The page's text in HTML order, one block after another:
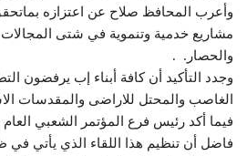
وأعرب المحافظ صلاح عن اعتزازه
مشاريع خدمية وتنموية في شتى
والحصار. .
وجدد التأكيد أن كافة أبناء إب يرفضون
الغاصب والمحتل للاراضى والمقدسات
فيما أكد رئيس فرع المؤتمر الشعبي
فاضل أن تنظيم هذا اللقاء الذي يأتي في